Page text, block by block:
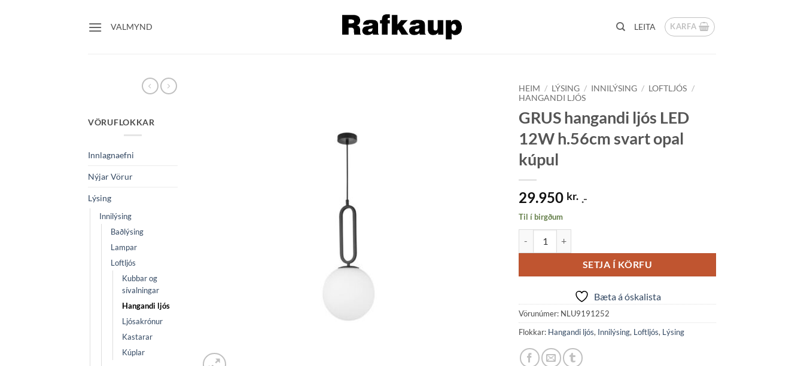
VALMYND LEITA KARFA
VÖRUFLOKKAR
Innlagnaefni
Nýjar Vörur
Lýsing
Innilýsing
Baðlýsing
Lampar
Loftljós
Kubbar og
sívalningar
Hangandi ljós
Ljósakrónur
Kastarar
Kúplar
HEIM / LÝSING / INNILÝSING / LOFTLJÓS /
HANGANDI LJÓS
GRUS hangandi ljós LED
12W h.56cm svart opal
kúpul
29.950 kr. .-
Til í birgðum
SETJA Í KÖRFU
Bæta á óskalista
Vörunúmer: NLU9191252
Flokkar: Hangandi ljós, Innilýsing, Loftljós, Lýsing